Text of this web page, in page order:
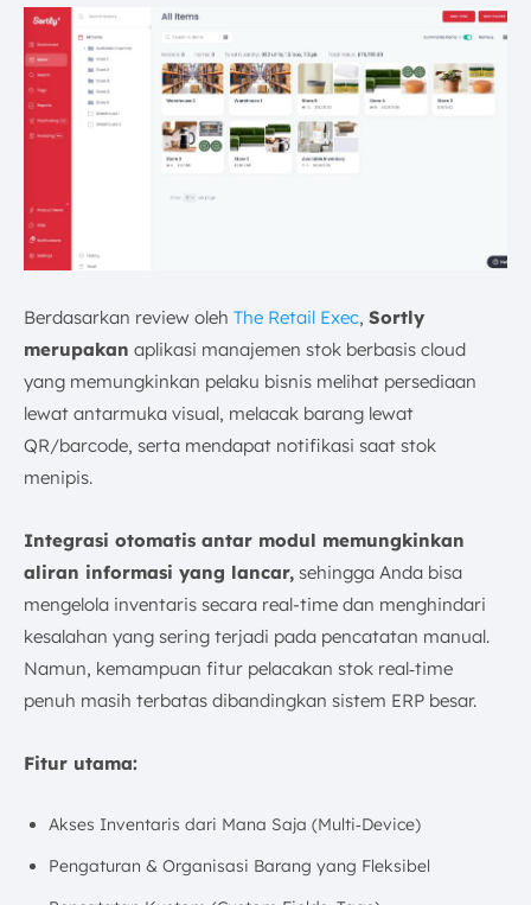
Berdasarkan review oleh The Retail Exec, Sortly
merupakan aplikasi manajemen stok berbasis cloud
yang memungkinkan pelaku bisnis melihat persediaan
lewat antarmuka visual, melacak barang lewat
QR/barcode, serta mendapat notifikasi saat stok
menipis.
Integrasi otomatis antar modul memungkinkan
aliran informasi yang lancar, sehingga Anda bisa
mengelola inventaris secara real-time dan menghindari
kesalahan yang sering terjadi pada pencatatan manual.
Namun, kemampuan fitur pelacakan stok real‑time
penuh masih terbatas dibandingkan sistem ERP besar.
Fitur utama:
Akses Inventaris dari Mana Saja (Multi‑Device)
Pengaturan & Organisasi Barang yang Fleksibel